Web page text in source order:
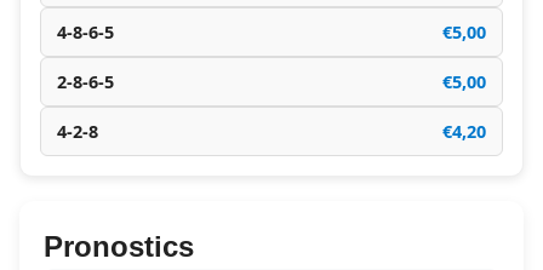
4-8-6-5 €5,00
2-8-6-5 €5,00
4-2-8 €4,20
Pronostics